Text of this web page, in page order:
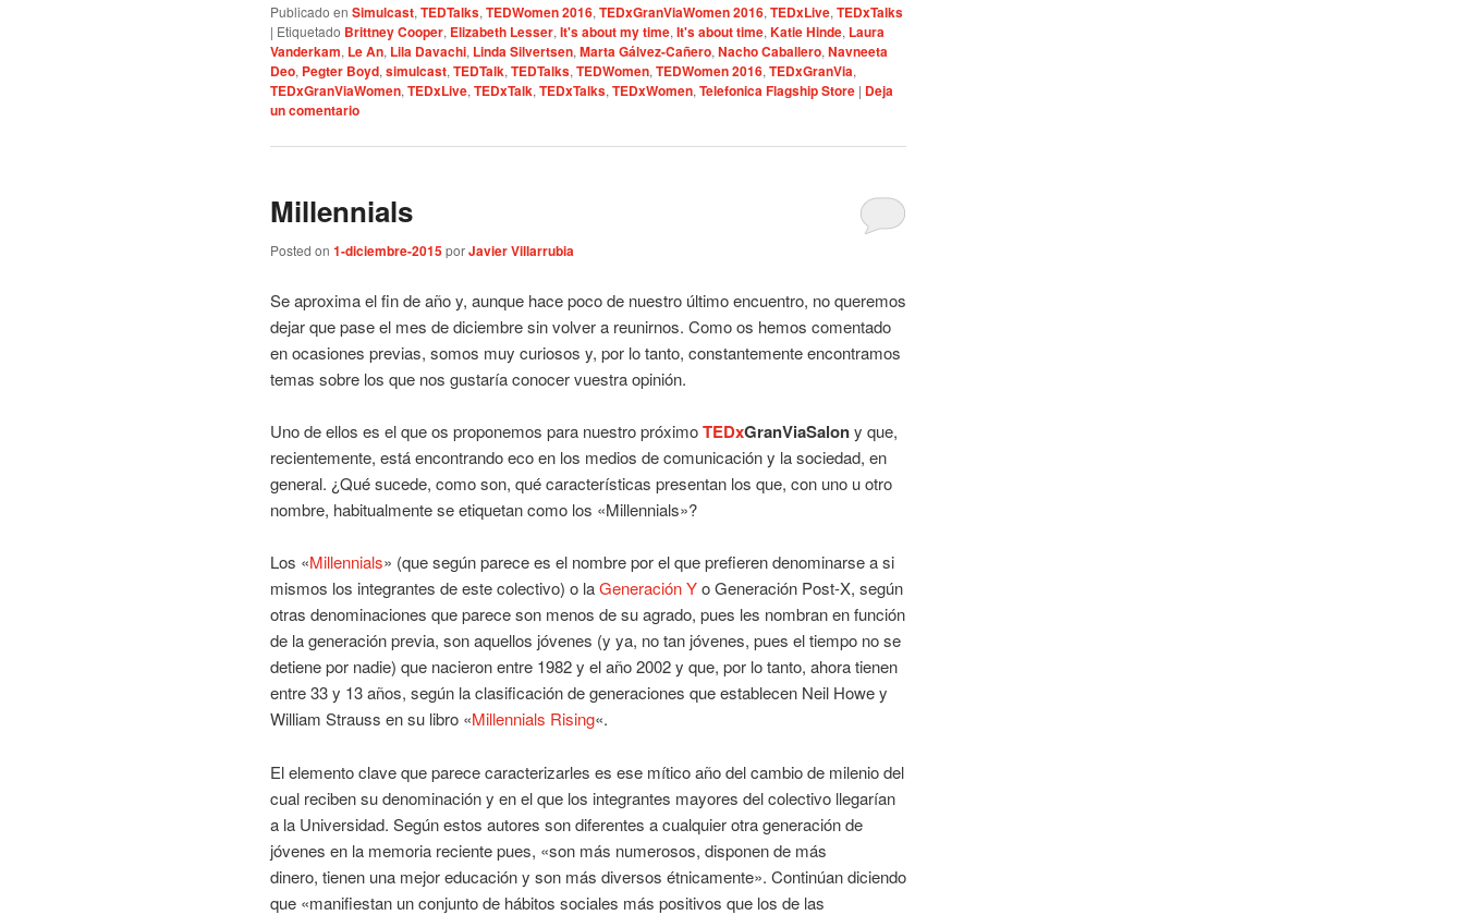
Publicado en Simulcast, TEDTalks, TEDWomen 2016, TEDxGranViaWomen 2016, TEDxLive, TEDxTalks
| Etiquetado Brittney Cooper, Elizabeth Lesser, It's about my time, It's about time, Katie Hinde, Laura
Vanderkam, Le An, Lila Davachi, Linda Silvertsen, Marta Gálvez-Cañero, Nacho Caballero, Navneeta
Deo, Pegter Boyd, simulcast, TEDTalk, TEDTalks, TEDWomen, TEDWomen 2016, TEDxGranVia,
TEDxGranViaWomen, TEDxLive, TEDxTalk, TEDxTalks, TEDxWomen, Telefonica Flagship Store | Deja
un comentario
Millennials
Posted on 1-diciembre-2015porJavier Villarrubia
Se aproxima el fin de año y, aunque hace poco de nuestro último encuentro, no queremos
dejar que pase el mes de diciembre sin volver a reunirnos. Como os hemos comentado
en ocasiones previas, somos muy curiosos y, por lo tanto, constantemente encontramos
temas sobre los que nos gustaría conocer vuestra opinión.
Uno de ellos es el que os proponemos para nuestro próximoTEDxGranViaSalony que,
recientemente, está encontrando eco en los medios de comunicación y la sociedad, en
general. ¿Qué sucede, como son, qué características presentan los que, con uno u otro
nombre, habitualmente se etiquetan como los «Millennials»?
Los «Millennials» (que según parece es el nombre por el que prefieren denominarse a si
mismos los integrantes de este colectivo) o laGeneración Yo Generación Post-X, según
otras denominaciones que parece son menos de su agrado, pues les nombran en función
de la generación previa, son aquellos jóvenes (y ya, no tan jóvenes, pues el tiempo no se
detiene por nadie) que nacieron entre 1982 y el año 2002 y que, por lo tanto, ahora tienen
entre 33 y 13 años, según la clasificación de generaciones que establecen Neil Howe y
William Strauss en su libro «Millennials Rising«.
El elemento clave que parece caracterizarles es ese mítico año del cambio de milenio del
cual reciben su denominación y en el que los integrantes mayores del colectivo llegarían
a la Universidad. Según estos autores son diferentes a cualquier otra generación de
jóvenes en la memoria reciente pues, «son más numerosos, disponen de más
dinero, tienen una mejor educación y son más diversos étnicamente». Continúan diciendo
que «manifiestan un conjunto de hábitos sociales más positivos que los de las